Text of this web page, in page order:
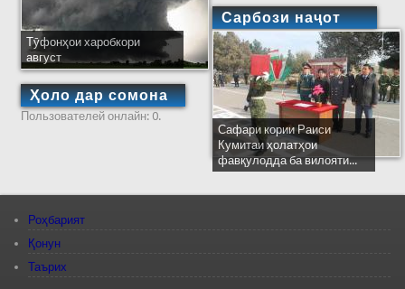
Тӯфонҳои харобкори
август
Ҳоло дар сомона
Пользователей онлайн: 0.
Сарбози наҷот
Сафари кории Раиси
Кумитаи ҳолатҳои
фавқулодда ба вилояти...
Роҳбарият
Қонун
Таърих